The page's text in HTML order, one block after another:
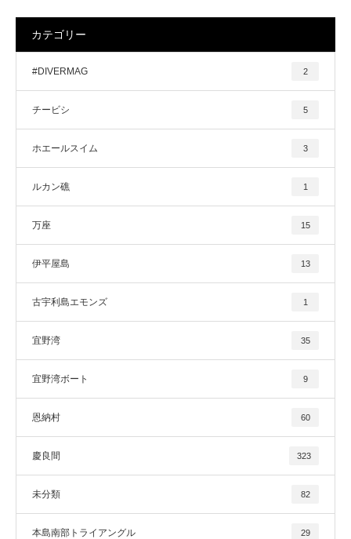
カテゴリー
#DIVERMAG 2
チービシ 5
ホエールスイム 3
ルカン礁 1
万座 15
伊平屋島 13
古宇利島エモンズ 1
宜野湾 35
宜野湾ボート 9
恩納村 60
慶良間 323
未分類 82
本島南部トライアングル 29